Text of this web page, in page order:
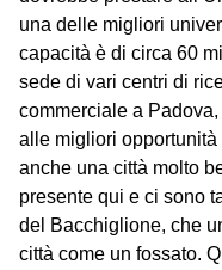
una delle migliori
capacità è di circa 60
sede di vari centri di
commerciale a
alle migliori
anche una città molto
presente qui e ci sono
del Bacchiglione, che
città come un fossato.